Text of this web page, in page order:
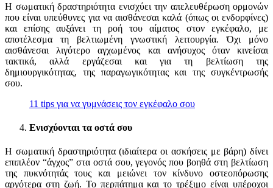
Η σωματική δραστηριότητα ενισχύει την απελευθέρωση ορμονών
που είναι υπεύθυνες για να αισθάνεσαι καλά (όπως οι ενδορφίνες)
και επίσης αυξάνει τη ροή του αίματος στον εγκέφαλο, με
αποτέλεσμα τη βελτιωμένη γνωστική λειτουργία. Όχι μόνο
αισθάνεσαι λιγότερο αγχωμένος και ανήσυχος όταν κινείσαι
τακτικά, αλλά εργάζεσαι και για τη βελτίωση της
δημιουργικότητας, της παραγωγικότητας και της συγκέντρωσής
σου.
11 tips για να γυμνάσεις τον εγκέφαλο σου
Ενισχύονται τα οστά σου
Η σωματική δραστηριότητα (ιδιαίτερα οι ασκήσεις με βάρη) δίνει
επιπλέον “άγχος” στα οστά σου, γεγονός που βοηθά στη βελτίωση
της πυκνότητάς τους και μειώνει τον κίνδυνο οστεοπόρωσης
αργότερα στη ζωή. Το περπάτημα και το τρέξιμο είναι υπέροχοι